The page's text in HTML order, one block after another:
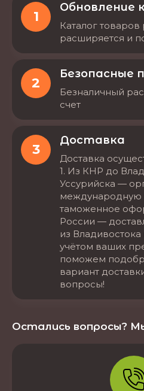
1
Обновление
Каталог товаров
расширяется и
2
Безопасные
Безналичный
счет
3
Доставка
Доставка
1. Из КНР до
Уссурийска —
международную
таможенное
России —
из Владивостока
учётом ваших
поможем
вариант
вопросы!
Остались вопросы?